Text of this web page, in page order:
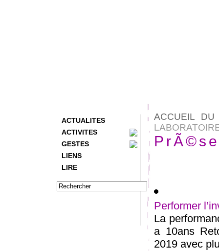
ACTUALITES
ACTIVITES
GESTES
LIENS
LIRE
ACCUEIL DU
Performer
La
a 10ans
2019 avec